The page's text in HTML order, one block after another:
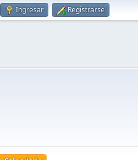
Ingresar Registrarse